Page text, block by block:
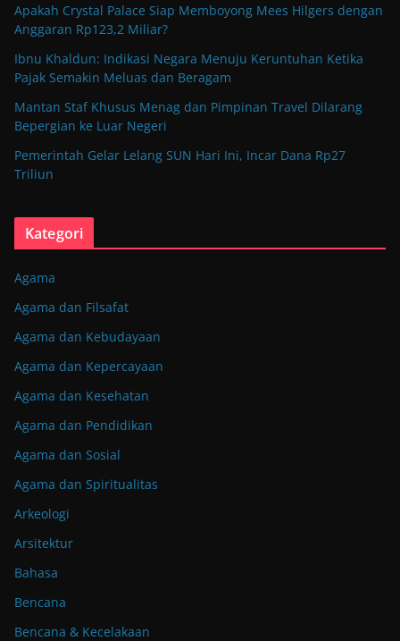
Apakah Crystal Palace Siap Memboyong Mees Hilgers dengan
Anggaran Rp123,2 Miliar?
Ibnu Khaldun: Indikasi Negara Menuju Keruntuhan Ketika
Pajak Semakin Meluas dan Beragam
Mantan Staf Khusus Menag dan Pimpinan Travel Dilarang
Bepergian ke Luar Negeri
Pemerintah Gelar Lelang SUN Hari Ini, Incar Dana Rp27
Triliun
Kategori
Agama
Agama dan Filsafat
Agama dan Kebudayaan
Agama dan Kepercayaan
Agama dan Kesehatan
Agama dan Pendidikan
Agama dan Sosial
Agama dan Spiritualitas
Arkeologi
Arsitektur
Bahasa
Bencana
Bencana & Kecelakaan